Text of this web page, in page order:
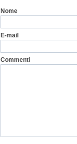
Nome
E-mail
Commenti